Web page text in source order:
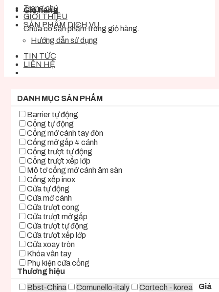
Giỏ hàng
Chưa có sản phẩm trong giỏ hàng.
Trang chủ
GIỚI THIỆU
SẢN PHẨM DỊCH VỤ
Hướng dẫn sử dụng
TIN TỨC
LIÊN HỆ
DANH MỤC SẢN PHẨM
Barrier tự động
Cổng tự động
Cổng mở cánh tay đòn
Cổng mở gấp 4 cánh
Cổng trượt tự động
Cổng trượt xếp lớp
Mô tơ cổng mở cánh âm sàn
Cổng xếp inox
Cửa tự động
Cửa mở cánh
Cửa trượt cong
Cửa trượt mở gấp
Cửa trượt tự động
Cửa trượt xếp lớp
Cửa xoay tròn
Khóa vân tay
Phụ kiện cửa cổng
Thương hiệu
Bbst-China
Comunello-italy
Cortech - korea
Giá